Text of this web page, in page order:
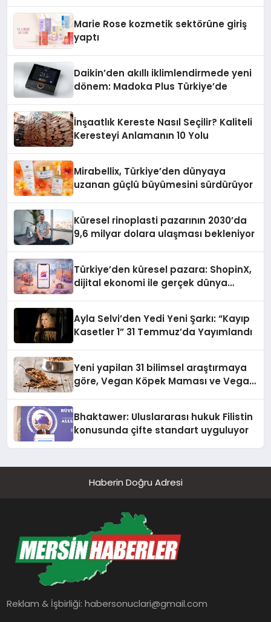
Marie Rose kozmetik sektörüne giriş
yaptı
Daikin’den akıllı iklimlendirmede yeni
dönem: Madoka Plus Türkiye’de
İnşaatlık Kereste Nasıl Seçilir? Kaliteli
Keresteyi Anlamanın 10 Yolu
Mirabellix, Türkiye’den dünyaya
uzanan güçlü büyümesini sürdürüyor
Küresel rinoplasti pazarının 2030’da
9,6 milyar dolara ulaşması bekleniyor
Türkiye’den küresel pazara: ShopinX,
dijital ekonomi ile gerçek dünya
Ayla Selvi’den Yedi Yeni Şarkı: “Kayıp
Kasetler 1” 31 Temmuz’da Yayımlandı
Yeni yapilan 31 bilimsel araştırmaya
göre, Vegan Köpek Maması ve Vegan
Bhaktawer: Uluslararası hukuk Filistin
konusunda çifte standart uyguluyor
Haberin Doğru Adresi
Reklam & İşbirliği:habersonuclari@gmail.com